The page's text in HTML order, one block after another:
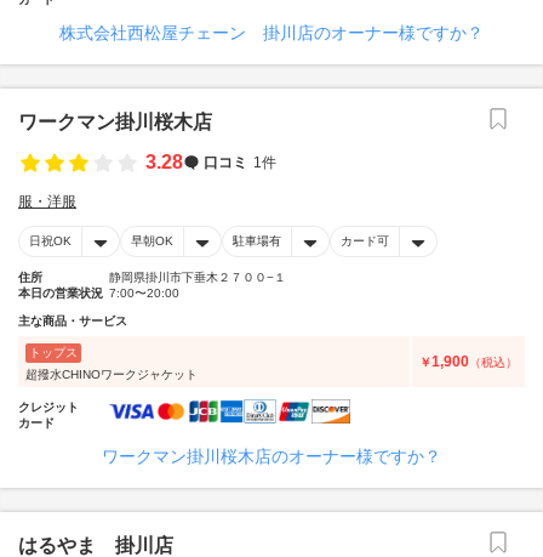
株式会社西松屋チェーン 掛川店のオーナー様ですか？
ワークマン掛川桜木店
3.28
口コミ 1件
服・洋服
日祝OK 早朝OK 駐車場有 カード可
住所
静岡県掛川市下垂木２７００−１
本日の営業状況 7:00〜20:00
主な商品・サービス
トップス
超撥水CHINOワークジャケット
￥1,900 （税込）
クレジット
カード
ワークマン掛川桜木店のオーナー様ですか？
はるやま 掛川店